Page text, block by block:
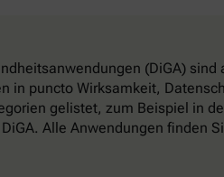
(DiGA)
in puncto Wirksamkeit,
gelistet, zum Beispiel in
Alle Anwendungen finden